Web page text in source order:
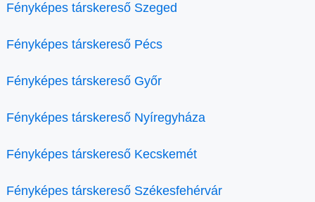
Fényképes társkereső Szeged
Fényképes társkereső Pécs
Fényképes társkereső Győr
Fényképes társkereső Nyíregyháza
Fényképes társkereső Kecskemét
Fényképes társkereső Székesfehérvár